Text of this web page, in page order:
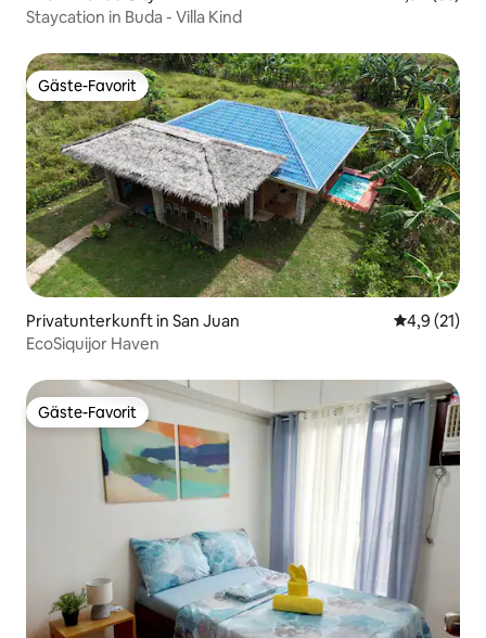
Staycation in Buda - Villa Kind
Gäste-Favorit
Gäste-Favorit
Privatunterkunft in San Juan
4,9 (21)
EcoSiquijor Haven
Gäste-Favorit
Gäste-Favorit